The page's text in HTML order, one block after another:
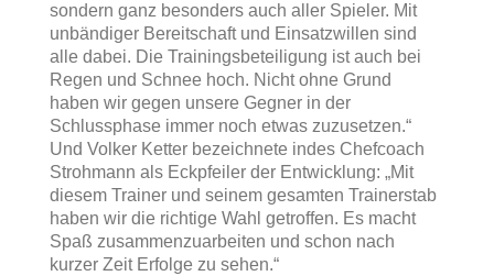
sondern ganz besonders auch aller Spieler. Mit
unbändiger Bereitschaft und Einsatzwillen sind
alle dabei. Die Trainingsbeteiligung ist auch bei
Regen und Schnee hoch. Nicht ohne Grund
haben wir gegen unsere Gegner in der
Schlussphase immer noch etwas zuzusetzen.“
Und Volker Ketter bezeichnete indes Chefcoach
Strohmann als Eckpfeiler der Entwicklung: „Mit
diesem Trainer und seinem gesamten Trainerstab
haben wir die richtige Wahl getroffen. Es macht
Spaß zusammenzuarbeiten und schon nach
kurzer Zeit Erfolge zu sehen.“